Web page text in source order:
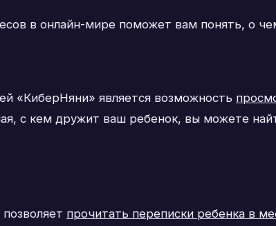
в онлайн-мире поможет вам понять, о
«КиберНяни» является возможность
с кем дружит ваш ребенок, вы можете
прочитать переписки ребенка в